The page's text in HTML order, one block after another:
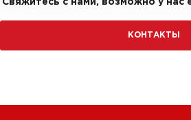
Свяжитесь с нами, возможно у нас
КОНТАКТЫ